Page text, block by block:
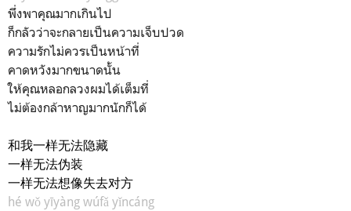
พึ่งพาคุณมากเกินไป
ก็กลัวว่าจะกลายเป็นความเจ็บปวด
ความรักไม่ควรเป็นหน้าที่
คาดหวังมากขนาดนั้น
ให้คุณหลอกลวงผมได้เต็มที่
ไม่ต้องกล้าหาญมากนักก็ได้
和我一样无法隐藏
一样无法伪装
一样无法想像失去对方
hé wǒ yīyàng wúfǎ yǐncáng